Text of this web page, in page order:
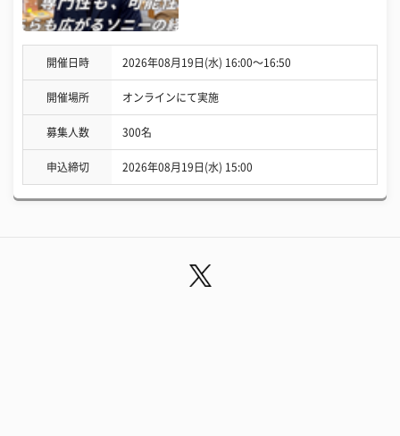
開催日時 2026年08月19日(水) 16:00〜16:50
開催場所 オンラインにて実施
募集人数 300名
申込締切 2026年08月19日(水) 15:00